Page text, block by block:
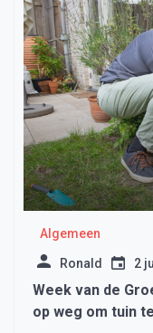
Algemeen
Ronald 2
Week van de
op weg om tuin